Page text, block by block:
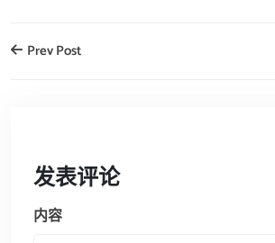
Prev Post
发表评论
内容